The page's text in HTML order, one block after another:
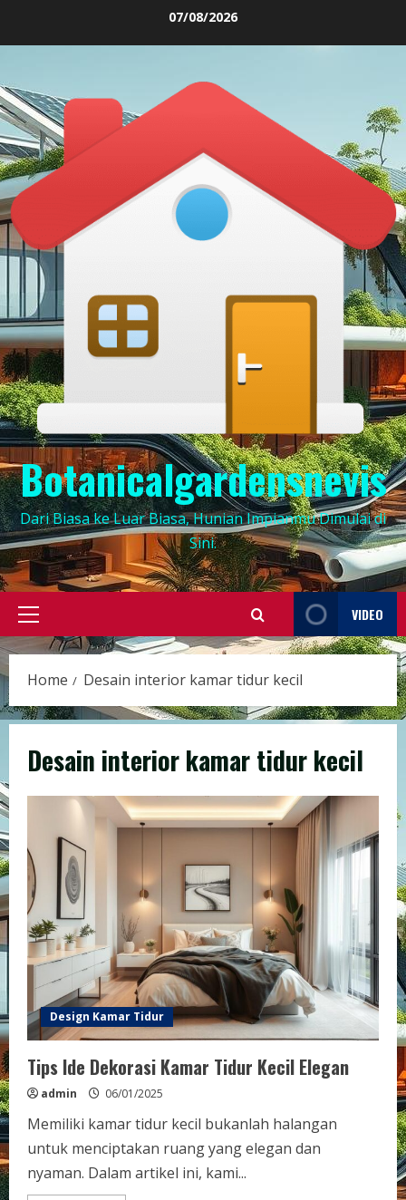
07/08/2026
Botanicalgardensnevis
Dari Biasa ke Luar Biasa, Hunian Impianmu Dimulai di
Sini.
Primary
Menu
VIDEO
Home Desain interior kamar tidur kecil
Desain interior kamar tidur kecil
Design Kamar Tidur
Tips Ide Dekorasi Kamar Tidur Kecil Elegan
admin 06/01/2025
Memiliki kamar tidur kecil bukanlah halangan
untuk menciptakan ruang yang elegan dan
nyaman. Dalam artikel ini, kami...